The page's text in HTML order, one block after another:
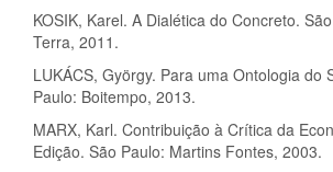
KOSIK, Karel. A Dialética do Concreto.
Terra, 2011.
LUKÁCS, György. Para uma Ontologia do
Paulo: Boitempo, 2013.
MARX, Karl. Contribuição à Crítica da
Edição. São Paulo: Martins Fontes, 2003.